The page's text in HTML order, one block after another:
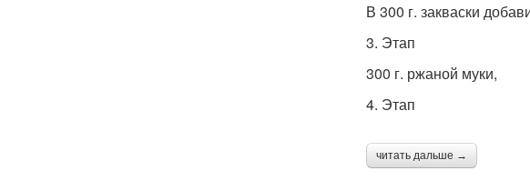
В 300 г. закваски
3. Этап
300 г. ржаной муки,
4. Этап
читать дальше →